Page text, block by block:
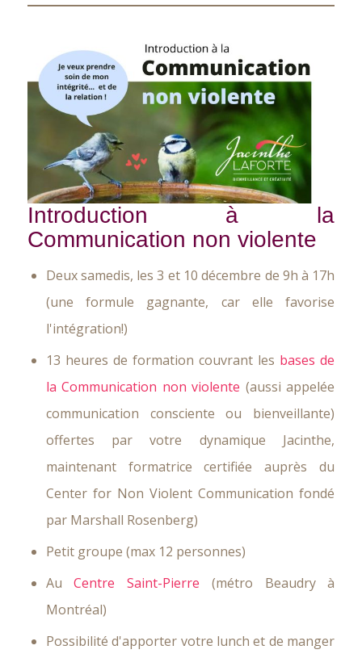
Introduction à la
Communication non violente
Deux samedis, les 3 et 10 décembre de 9h à 17h
(une formule gagnante, car elle favorise
l'intégration!)
13 heures de formation couvrant les bases de
la Communication non violente (aussi appelée
communication consciente ou bienveillante)
offertes par votre dynamique Jacinthe,
maintenant formatrice certifiée auprès du
Center for Non Violent Communication fondé
par Marshall Rosenberg)
Petit groupe (max 12 personnes)
AuCentre Saint-Pierre (métro Beaudry à
Montréal)
Possibilité d'apporter votre lunch et de manger